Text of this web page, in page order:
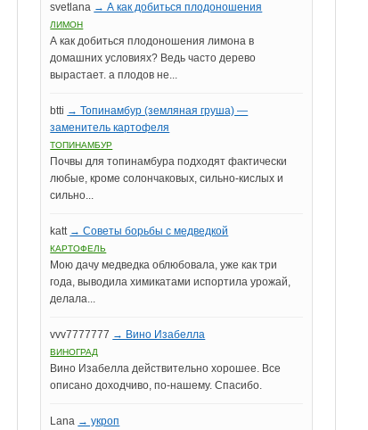
svetlana → А как добиться плодоношения
ЛИМОН
А как добиться плодоношения лимона в
домашних условиях? Ведь часто дерево
вырастает. а плодов не...
btti → Топинамбур (земляная груша) —
заменитель картофеля
ТОПИНАМБУР
Почвы для топинамбура подходят фактически
любые, кроме солончаковых, сильно-кислых и
сильно...
katt → Советы борьбы с медведкой
КАРТОФЕЛЬ
Мою дачу медведка облюбовала, уже как три
года, выводила химикатами испортила урожай,
делала...
vvv7777777 → Вино Изабелла
ВИНОГРАД
Вино Изабелла действительно хорошее. Все
описано доходчиво, по-нашему. Спасибо.
Lana → укроп